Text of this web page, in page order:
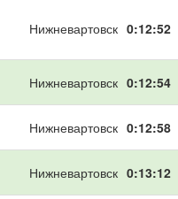
Нижневартовск 0:12:52
Нижневартовск 0:12:54
Нижневартовск 0:12:58
Нижневартовск 0:13:12